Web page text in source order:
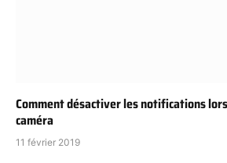
Comment désactiver les notifications
caméra
11 février 2019